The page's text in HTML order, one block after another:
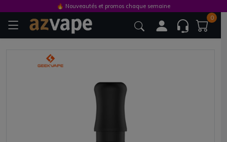
0
🔥 Nouveautés et promos chaque semaine